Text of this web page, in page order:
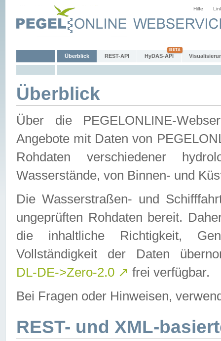
Hilfe
Überblick REST-API HyDAS-API
Überblick
Über die PEGELONLINE-
Angebote mit Daten von
Rohdaten verschiedener
Wasserstände, von Binnen- und
Die Wasserstraßen- und
ungeprüften Rohdaten bereit.
die inhaltliche Richtigkeit,
Vollständigkeit der Daten
DL-DE->Zero-2.0 ↗ frei verfügbar.
Bei Fragen oder Hinweisen,
REST- und XML-